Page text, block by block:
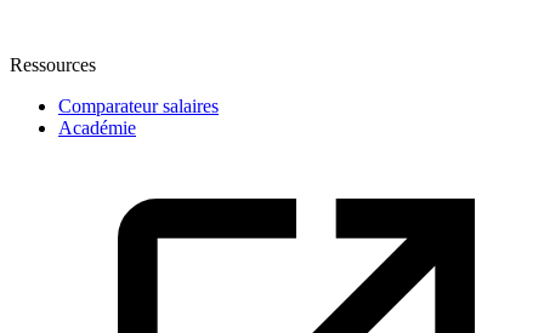
Ressources
Comparateur salaires
Académie